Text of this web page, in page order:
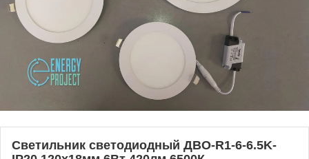
Светильник светодиодный ДВО-R1-6-6.5K-